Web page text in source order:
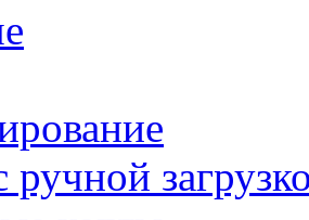
ручной